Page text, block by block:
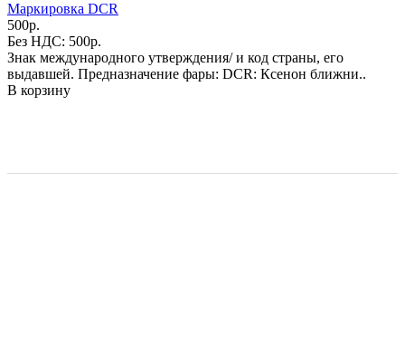
Маркировка DCR
500р.
Без НДС: 500р.
Знак международного утверждения/ и код страны, его
выдавшей. Предназначение фары: DCR: Ксенон ближни..
В корзину